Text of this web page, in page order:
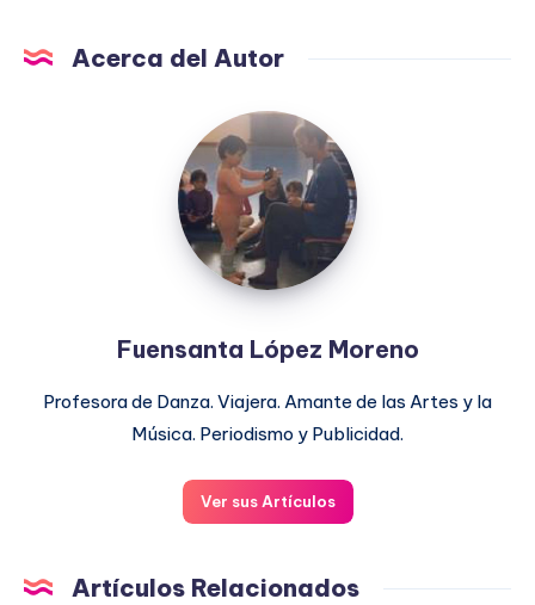
Acerca del Autor
Fuensanta
López
Moreno
Fuensanta López Moreno
Profesora de Danza. Viajera. Amante de las Artes y la
Música. Periodismo y Publicidad.
Ver sus Artículos
Artículos Relacionados